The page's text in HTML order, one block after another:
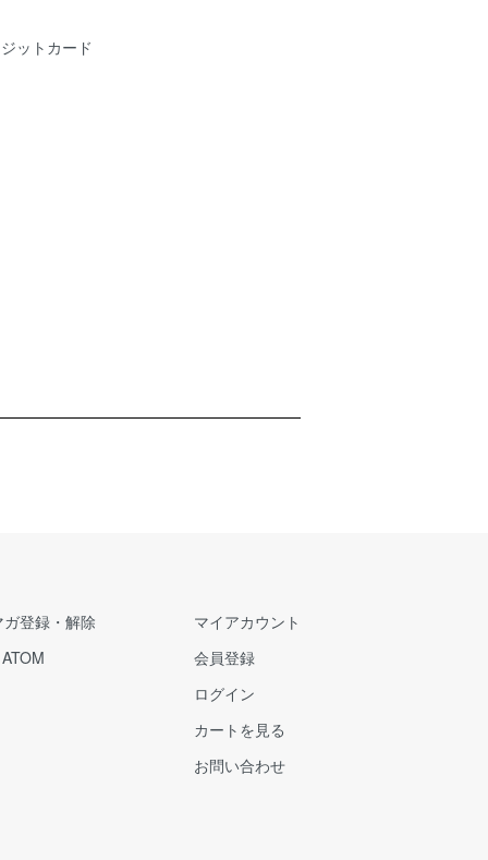
ットカード
ガ登録・解除
ATOM
マイアカウント
会員登録
ログイン
カートを見る
お問い合わせ